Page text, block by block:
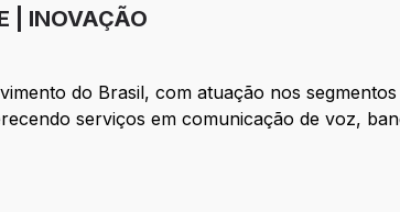
| INOVAÇÃO
do Brasil, com atuação nos
serviços em comunicação de voz,